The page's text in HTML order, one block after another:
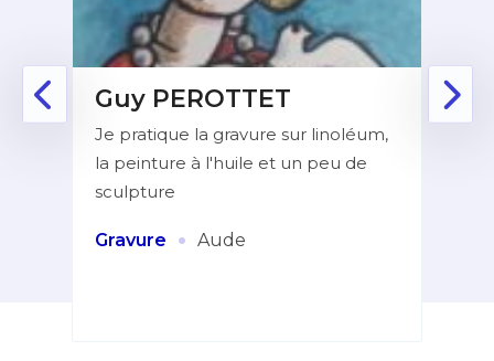
Guy PEROTTET
Je pratique la gravure sur linoléum,
la peinture à l'huile et un peu de
sculpture
Gravure · Aude